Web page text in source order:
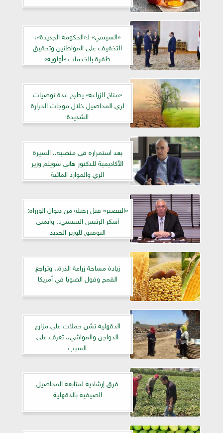
«السيسي» لـ«الحكومة الجديدة»:
التخفيف على المواطنين وتحقيق
طفرة بالخدمات «أولوية»
«مناخ الزراعة» يطرح عدة توصيات
لري المحاصيل خلال موجات الحرارة
الشديدة
بعد استمراره فى منصبه.. السيرة
الأكاديمية للدكتور هاني سويلم وزير
الري والموارد المائية
«القصير» قبل رحيله من ديوان الوزراة:
أشكر الرئيس السيسي.. وأتمنى
التوفيق للوزير الجديد
زيادة مساحة زراعة الذرة.. وتراجع
القمح وفول الصويا في أمريكا
الدقهلية تشن حملات على مزارع
الدواجن والمواشي.. تعرف على
السبب
فرق إرشادية لمتابعة المحاصيل
الصيفية بالدقهلية